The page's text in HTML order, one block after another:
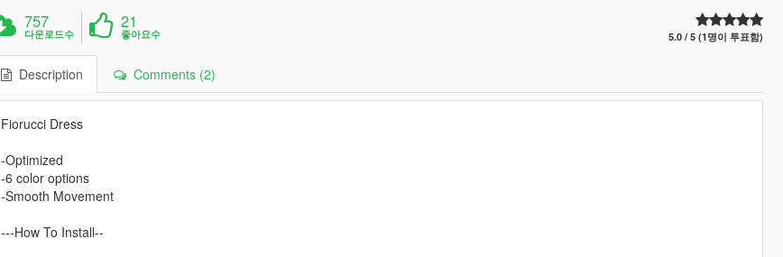
757
다운로드수
21
좋아요수 5.0 / 5 (1명이 투표함)
Description Comments (2)
Fiorucci Dress
-Optimized
-6 color options
-Smooth Movement
---How To Install--